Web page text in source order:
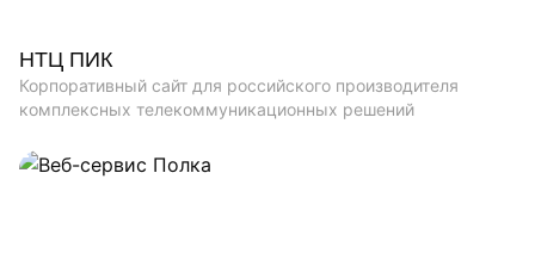
НТЦ ПИК
Корпоративный сайт для российского производителя
комплексных телекоммуникационных решений